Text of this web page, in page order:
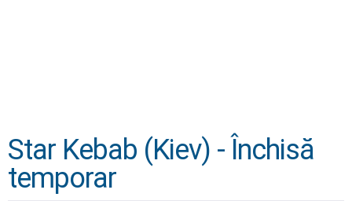
Star Kebab (Kiev) - Închisă
temporar